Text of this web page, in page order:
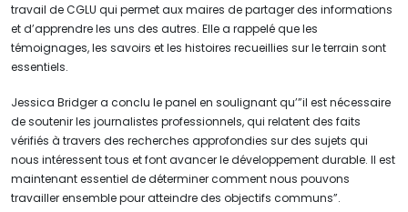
travail de CGLU qui permet aux maires de partager des informations
et d’apprendre les uns des autres. Elle a rappelé que les
témoignages, les savoirs et les histoires recueillies sur le terrain sont
essentiels.
Jessica Bridger a conclu le panel en soulignant qu’”il est nécessaire
de soutenir les journalistes professionnels, qui relatent des faits
vérifiés à travers des recherches approfondies sur des sujets qui
nous intéressent tous et font avancer le développement durable. Il est
maintenant essentiel de déterminer comment nous pouvons
travailler ensemble pour atteindre des objectifs communs”.